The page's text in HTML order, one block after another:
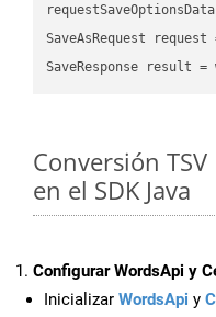
SaveAsRequest request
Conversión
en el SDK Java
Configurar WordsApi y
Inicializar WordsApi y